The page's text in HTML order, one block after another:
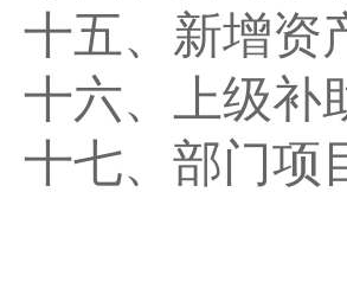
十五、新增资
十六、上级补
十七、部门项